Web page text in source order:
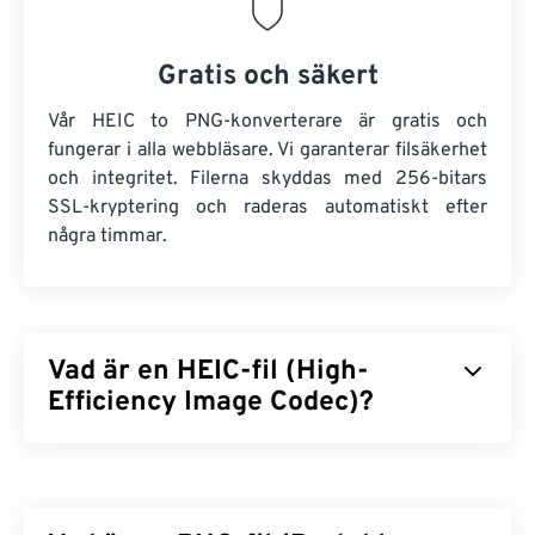
Gratis och säkert
Vår HEIC to PNG-konverterare är gratis och
fungerar i alla webbläsare. Vi garanterar filsäkerhet
och integritet. Filerna skyddas med 256-bitars
SSL-kryptering och raderas automatiskt efter
några timmar.
Vad är en HEIC-fil (High-
Efficiency Image Codec)?